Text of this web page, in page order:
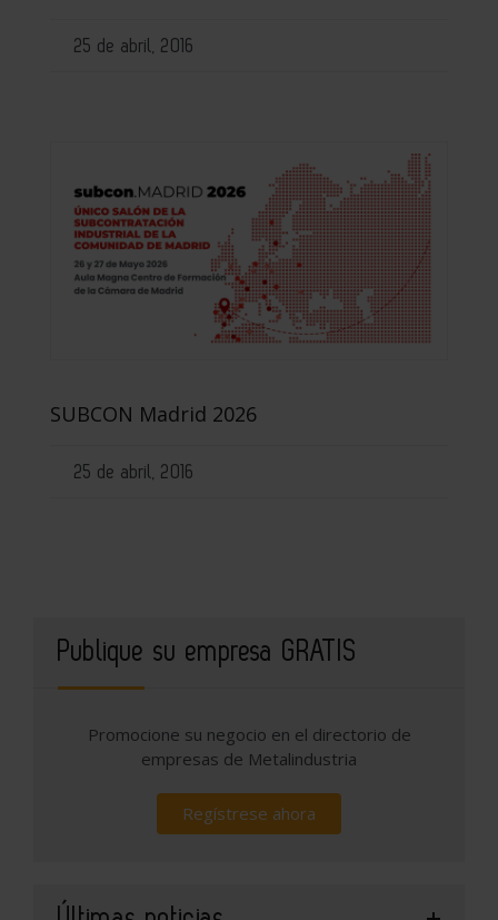
25 de abril, 2016
SUBCON Madrid 2026
25 de abril, 2016
Publique su empresa GRATIS
Promocione su negocio en el directorio de
empresas de Metalindustria
Regístrese ahora